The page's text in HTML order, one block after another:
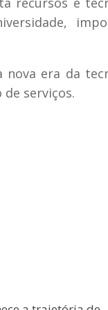
nova era da
serviços.